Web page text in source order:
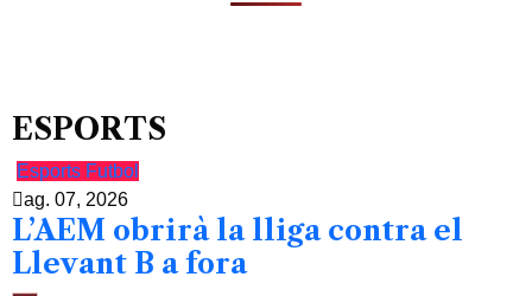
ESPORTS
Esports Futbol
ag. 07, 2026
L’AEM obrirà la lliga contra el
Llevant B a fora